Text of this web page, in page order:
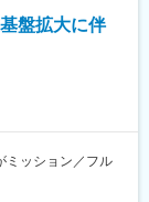
盤拡大に伴
ミッション／フル